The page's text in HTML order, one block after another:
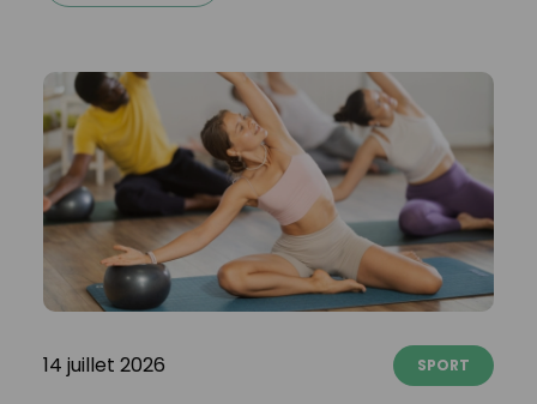
14 juillet 2026 SPORT